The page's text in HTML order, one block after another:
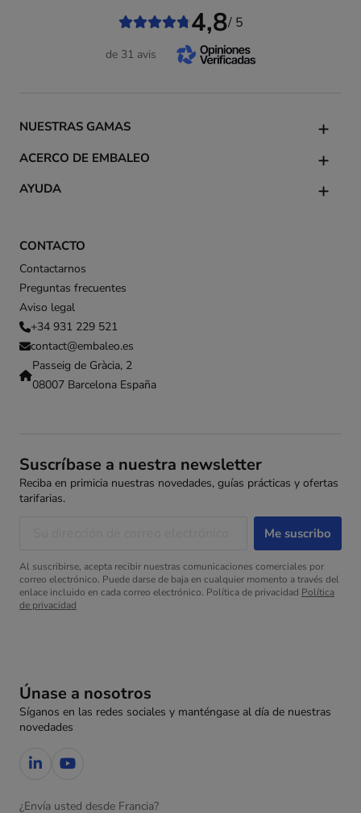
CONTACTO
Contactarnos
Preguntas frecuentes
Aviso legal
+34 931 229 521
contact@embaleo.es
Passeig de Gràcia, 2
08007 Barcelona España
NUESTRAS GAMAS
ACERCO DE EMBALEO
AYUDA
4,8/ 5
de 31 avis
Únase a nosotros
Síganos en las redes sociales y manténgase al día de nuestras
novedades
¿Envía usted desde Francia?
Suscríbase a nuestra newsletter
Reciba en primicia nuestras novedades, guías prácticas y ofertas
tarifarias.
Al suscribirse, acepta recibir nuestras comunicaciones comerciales por
correo electrónico. Puede darse de baja en cualquier momento a través del
enlace incluido en cada correo electrónico. Política de privacidad Política
de privacidad